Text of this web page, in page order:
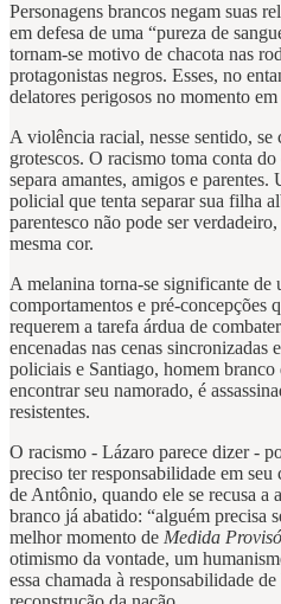
Personagens brancos negam suas
em defesa de uma “pureza de
tornam-se motivo de chacota nas
protagonistas negros. Esses, no
delatores perigosos no momento
A violência racial, nesse sentido, se
grotescos. O racismo toma conta
separa amantes, amigos e
policial que tenta separar sua filha
parentesco não pode ser
mesma cor.
A melanina torna-se significante de
comportamentos e pré-concepções
requerem a tarefa árdua de
encenadas nas cenas
policiais e Santiago, homem branco
encontrar seu namorado, é
resistentes.
O racismo - Lázaro parece dizer -
preciso ter responsabilidade em
de Antônio, quando ele se recusa a
branco já abatido: “alguém precisa
melhor momento de Medida
otimismo da vontade, um
essa chamada à responsabilidade